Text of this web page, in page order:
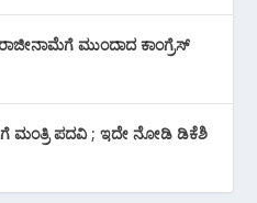
ರಾಜೀನಾಮೆಗೆ ಮುಂದಾದ ಕಾಂಗ್ರೆಸ್
ಮಂತ್ರಿ ಪದವಿ ; ಇದೇ ನೋಡಿ‌ ಡಿಕೆಶಿ